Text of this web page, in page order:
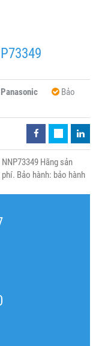
Panasonic
Bảo
Hãng sản
Bảo hành: bảo hành